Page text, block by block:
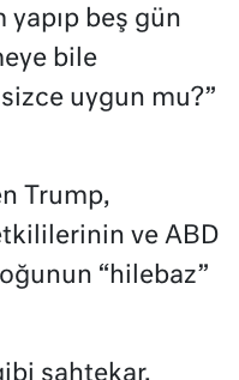
beş gün
bile
uygun mu?”
Trump,
ve ABD
“hilebaz”
sahtekar,